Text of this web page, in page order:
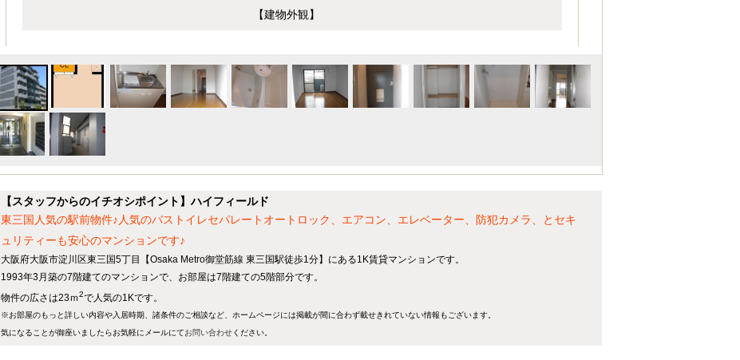
【建物外観】
【スタッフからのイチオシポイント】ハイフィールド
東三国人気の駅前物件♪人気のバストイレセパレートオートロック、エアコン、エレベーター、防犯カメラ、とセキ
ュリティーも安心のマンションです♪
大阪府大阪市淀川区東三国5丁目【Osaka Metro御堂筋線 東三国駅徒歩1分】にある1K賃貸マンションです。
1993年3月築の7階建てのマンションで、お部屋は7階建ての5階部分です。
物件の広さは23ｍ2で人気の1Kです。
※お部屋のもっと詳しい内容や入居時期、諸条件のご相談など、ホームページには掲載が間に合わず載せきれていない情報もございます。
気になることが御座いましたらお気軽にメールにてお問い合わせください。